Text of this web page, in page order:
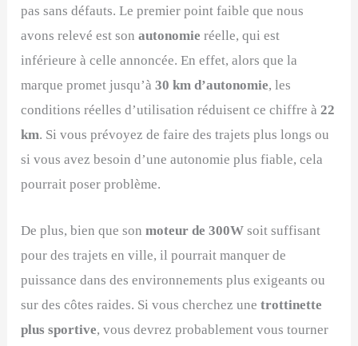
pas sans défauts. Le premier point faible que nous
avons relevé est sonautonomieréelle, qui est
inférieure à celle annoncée. En effet, alors que la
marque promet jusqu’à30 km d’autonomie, les
conditions réelles d’utilisation réduisent ce chiffre à22
km. Si vous prévoyez de faire des trajets plus longs ou
si vous avez besoin d’une autonomie plus fiable, cela
pourrait poser problème.
De plus, bien que sonmoteur de 300W soit suffisant
pour des trajets en ville, il pourrait manquer de
puissance dans des environnements plus exigeants ou
sur des côtes raides. Si vous cherchez unetrottinette
plus sportive, vous devrez probablement vous tourner